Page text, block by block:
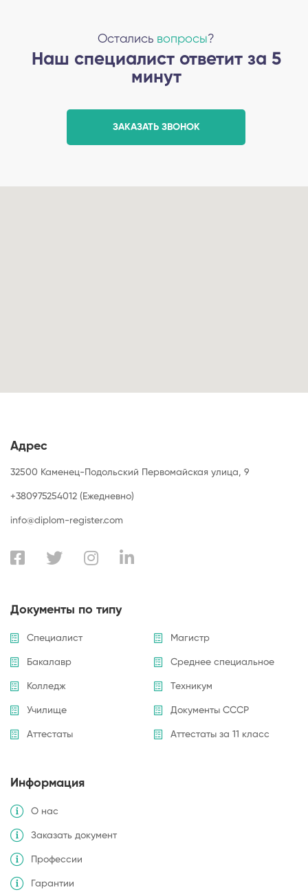
Остались вопросы?
Наш специалист ответит за 5
минут
ЗАКАЗАТЬ ЗВОНОК
Адрес
32500 Каменец-Подольский Первомайская улица, 9
+380975254012 (Ежедневно)
info@diplom-register.com
Документы по типу
Специалист Магистр
Бакалавр Среднее специальное
Колледж Техникум
Училище Документы СССР
Аттестаты Аттестаты за 11 класс
Информация
О нас
Заказать документ
Профессии
Гарантии